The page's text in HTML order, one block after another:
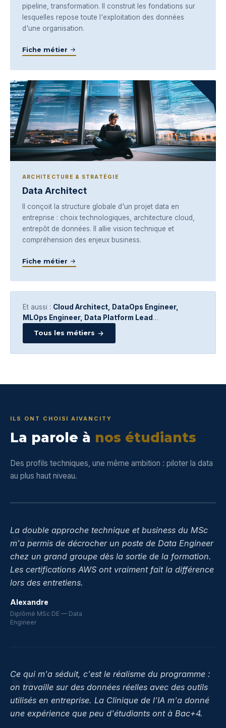
pipeline, transformation. Il construit les fondations sur
lesquelles repose toute l'exploitation des données
d'une organisation.
Fiche métier
ARCHITECTURE & STRATÉGIE
Data Architect
Il conçoit la structure globale d'un projet data en
entreprise : choix technologiques, architecture cloud,
entrepôt de données. Il allie vision technique et
compréhension des enjeux business.
Fiche métier
Et aussi : Cloud Architect, DataOps Engineer,
MLOps Engineer, Data Platform Lead …
Tous les métiers
ILS ONT CHOISI AIVANCITY
La parole à nos étudiants
Des profils techniques, une même ambition : piloter la data
au plus haut niveau.
“
La double approche technique et business du MSc
m'a permis de décrocher un poste de Data Engineer
chez un grand groupe dès la sortie de la formation.
Les certifications AWS ont vraiment fait la différence
lors des entretiens.
Alexandre
Diplômé MSc DE — Data
Engineer
“
Ce qui m'a séduit, c'est le réalisme du programme :
on travaille sur des données réelles avec des outils
utilisés en entreprise. La Clinique de l'IA m'a donné
une expérience que peu d'étudiants ont à Bac+4.